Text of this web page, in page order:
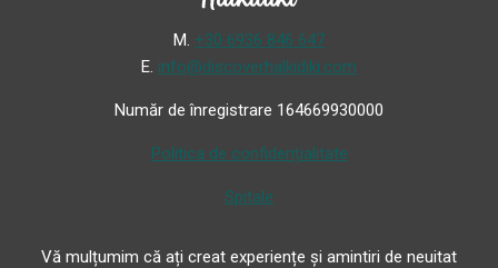
Μ. +30 6936 846 647
Ε. info@discoverhalkidiki.com
Număr de înregistrare 164669930000
Politica de confidențialitate
Spitale
Vă mulțumim că ați creat experiențe și amintiri de neuitat